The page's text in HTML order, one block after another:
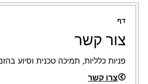
דף
צור קשר
פניות כלליות, תמיכה טכנית וסיוע
צרו קשר